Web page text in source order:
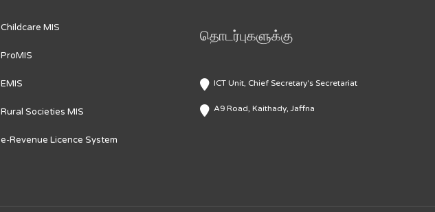
Childcare MIS
ProMIS
EMIS
Rural Societies MIS
e-Revenue Licence System
தொடர்புகளுக்கு
ICT Unit, Chief Secretary's Secretariat
A9 Road, Kaithady, Jaffna